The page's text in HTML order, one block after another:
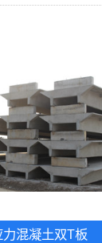
混凝土双T板